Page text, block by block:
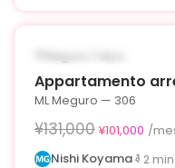
DISPONIBILE ORA
‹
Meguro, Tokyo
Appartamento
ML Meguro — 306
¥131,000 ¥101,000 /
Nishi Koyama
2 min